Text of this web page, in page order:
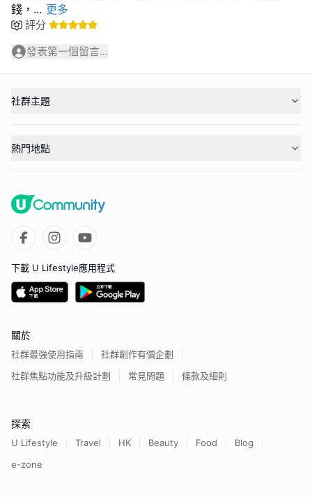
錢， ... 更多
評分
發表第一個留言...
社群主題
熱門地點
下載 U Lifestyle應用程式
關於
社群最強使用指南
社群創作有價企劃
社群焦點功能及升級計劃
常見問題 條款及細則
探索
U Lifestyle Travel HK Beauty Food
Blog
e-zone